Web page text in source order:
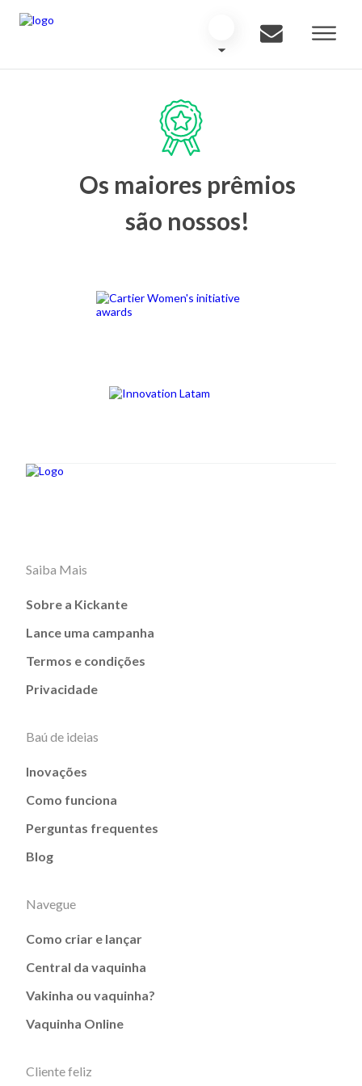
Os maiores prêmios
são nossos!
Saiba Mais
Sobre a Kickante
Lance uma campanha
Termos e condições
Privacidade
Baú de ideias
Inovações
Como funciona
Perguntas frequentes
Blog
Navegue
Como criar e lançar
Central da vaquinha
Vakinha ou vaquinha?
Vaquinha Online
Cliente feliz